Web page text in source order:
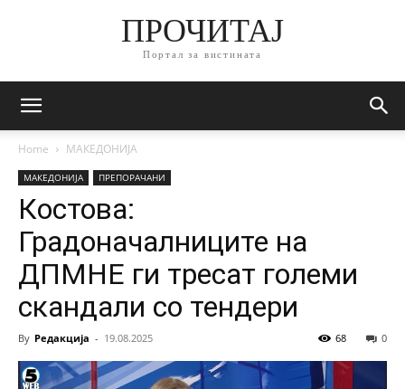
ПРОЧИТАЈ
Портал за вистината
Home МАКЕДОНИЈА
МАКЕДОНИЈА ПРЕПОРАЧАНИ
Костова:
Градоначалниците на
ДПМНЕ ги тресат големи
скандали со тендери
By Редакција - 19.08.2025 0
68